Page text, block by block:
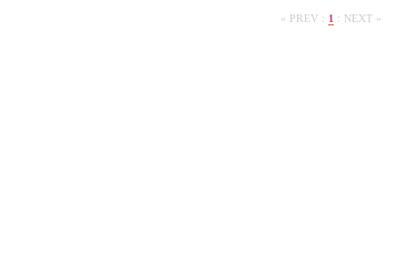
« PREV : 1 : NEXT »